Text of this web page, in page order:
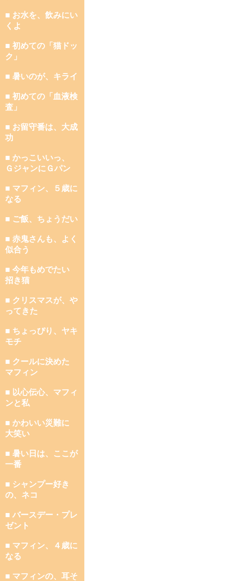
■ お水を、飲みにい
くよ
■ 初めての「猫ドッ
ク」
■ 暑いのが、キライ
■ 初めての「血液検
査」
■ お留守番は、大成
功
■ かっこいいっ、
ＧジャンにＧパン
■ マフィン、５歳に
なる
■ ご飯、ちょうだい
■ 赤鬼さんも、よく
似合う
■ 今年もめでたい
招き猫
■ クリスマスが、や
ってきた
■ ちょっぴり、ヤキ
モチ
■ クールに決めた
マフィン
■ 以心伝心、マフィ
ンと私
■ かわいい災難に
大笑い
■ 暑い日は、ここが
一番
■ シャンプー好き
の、ネコ
■ バースデー・プレ
ゼント
■ マフィン、４歳に
なる
■ マフィンの、耳そ